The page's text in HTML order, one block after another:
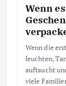
Wenn
Wenn die
leuchten,
auftaucht
viele